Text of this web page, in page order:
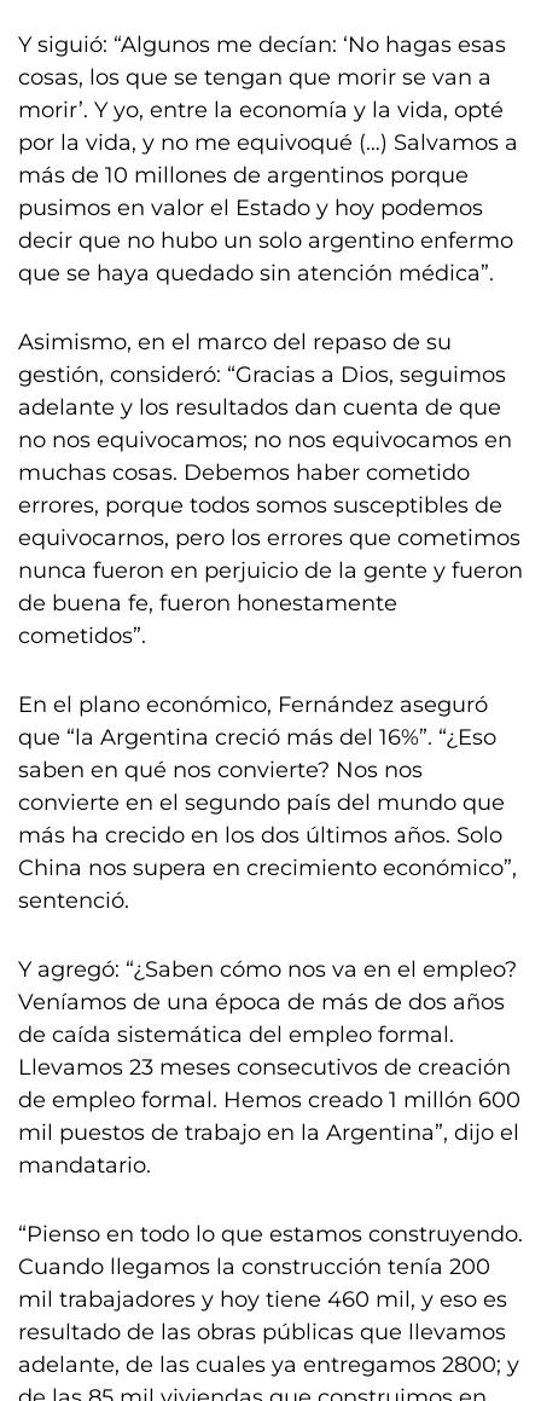
Y siguió: “Algunos me decían: ‘No hagas esas
cosas, los que se tengan que morir se van a
morir’. Y yo, entre la economía y la vida, opté
por la vida, y no me equivoqué (…) Salvamos a
más de 10 millones de argentinos porque
pusimos en valor el Estado y hoy podemos
decir que no hubo un solo argentino enfermo
que se haya quedado sin atención médica”.
Asimismo, en el marco del repaso de su
gestión, consideró: “Gracias a Dios, seguimos
adelante y los resultados dan cuenta de que
no nos equivocamos; no nos equivocamos en
muchas cosas. Debemos haber cometido
errores, porque todos somos susceptibles de
equivocarnos, pero los errores que cometimos
nunca fueron en perjuicio de la gente y fueron
de buena fe, fueron honestamente
cometidos”.
En el plano económico, Fernández aseguró
que “la Argentina creció más del 16%”. “¿Eso
saben en qué nos convierte? Nos nos
convierte en el segundo país del mundo que
más ha crecido en los dos últimos años. Solo
China nos supera en crecimiento económico”,
sentenció.
Y agregó: “¿Saben cómo nos va en el empleo?
Veníamos de una época de más de dos años
de caída sistemática del empleo formal.
Llevamos 23 meses consecutivos de creación
de empleo formal. Hemos creado 1 millón 600
mil puestos de trabajo en la Argentina”, dijo el
mandatario.
“Pienso en todo lo que estamos construyendo.
Cuando llegamos la construcción tenía 200
mil trabajadores y hoy tiene 460 mil, y eso es
resultado de las obras públicas que llevamos
adelante, de las cuales ya entregamos 2800; y